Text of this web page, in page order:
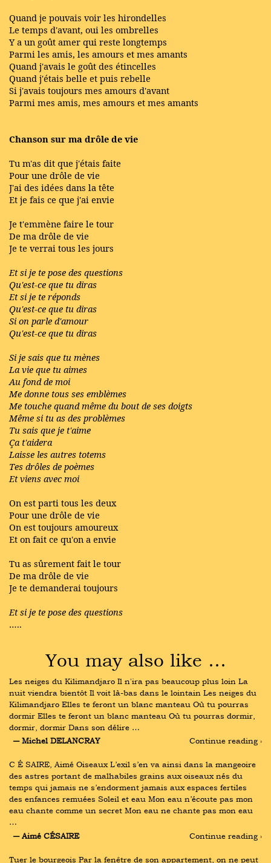
Quand je pouvais voir les hirondelles
Le temps d'avant, oui les ombrelles
Y a un goût amer qui reste longtemps
Parmi les amis, les amours et mes amants
Quand j'avais le goût des étincelles
Quand j'étais belle et puis rebelle
Si j'avais toujours mes amours d'avant
Parmi mes amis, mes amours et mes amants
Chanson sur ma drôle de vie
Tu m'as dit que j'étais faite
Pour une drôle de vie
J'ai des idées dans la tête
Et je fais ce que j'ai envie
Je t'emmène faire le tour
De ma drôle de vie
Je te verrai tous les jours
Et si je te pose des questions
Qu'est-ce que tu diras
Et si je te réponds
Qu'est-ce que tu diras
Si on parle d'amour
Qu'est-ce que tu diras
Si je sais que tu mènes
La vie que tu aimes
Au fond de moi
Me donne tous ses emblèmes
Me touche quand même du bout de ses doigts
Même si tu as des problèmes
Tu sais que je t'aime
Ça t'aidera
Laisse les autres totems
Tes drôles de poèmes
Et viens avec moi
On est parti tous les deux
Pour une drôle de vie
On est toujours amoureux
Et on fait ce qu'on a envie
Tu as sûrement fait le tour
De ma drôle de vie
Je te demanderai toujours
Et si je te pose des questions
…..
You may also like …
Les neiges du Kilimandjaro Il n'ira pas beaucoup plus loin La
nuit viendra bientôt Il voit là-bas dans le lointain Les neiges du
Kilimandjaro Elles te feront un blanc manteau Où tu pourras
dormir Elles te feront un blanc manteau Où tu pourras dormir,
dormir, dormir Dans son délire …
― Michel DELANCRAY
Continue reading ›
C É SAIRE, Aimé Oiseaux L’exil s’en va ainsi dans la mangeoire
des astres portant de malhabiles grains aux oiseaux nés du
temps qui jamais ne s’endorment jamais aux espaces fertiles
des enfances remuées Soleil et eau Mon eau n’écoute pas mon
eau chante comme un secret Mon eau ne chante pas mon eau
…
― Aimé CÉSAIRE
Continue reading ›
Tuer le bourgeois Par la fenêtre de son appartement, on ne peut